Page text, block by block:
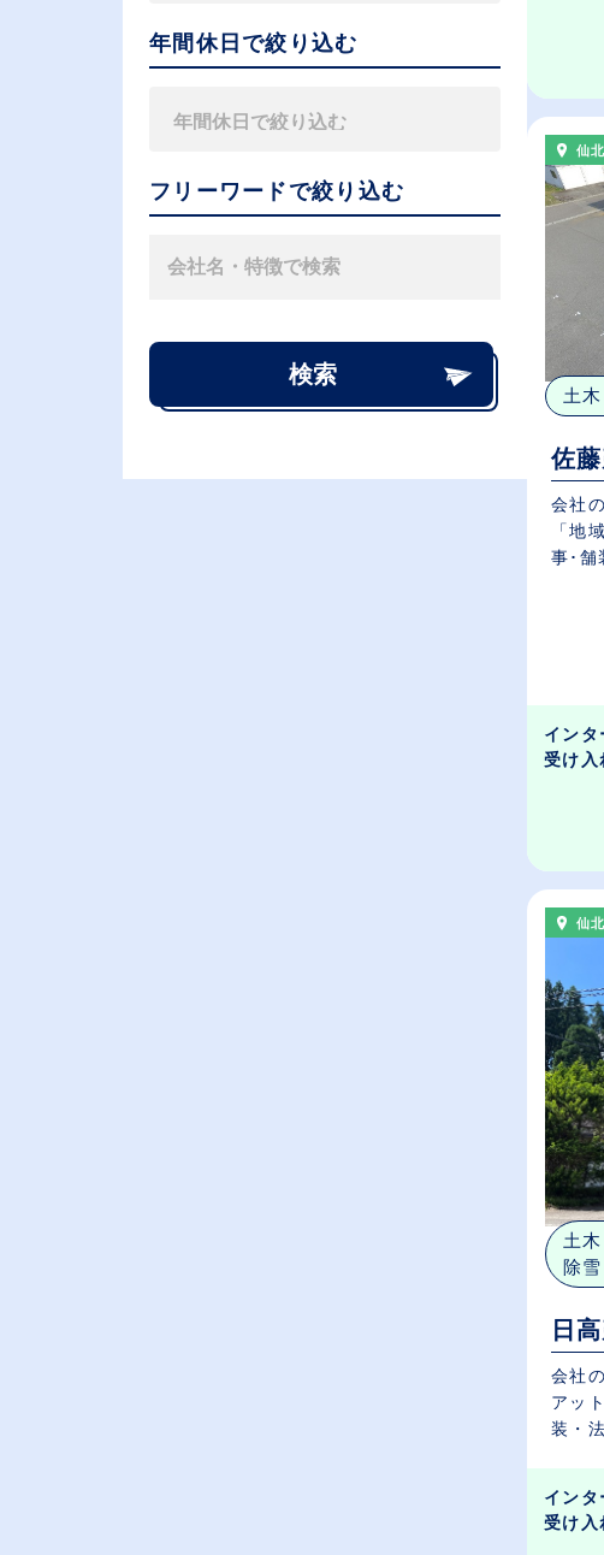
年間休日で絞り込む
フリーワードで絞り込む
検索
仙
土
佐
会社
「地
事･舗
インタ
受け入
仙
土
除
日
会社
アッ
装・
インタ
受け入